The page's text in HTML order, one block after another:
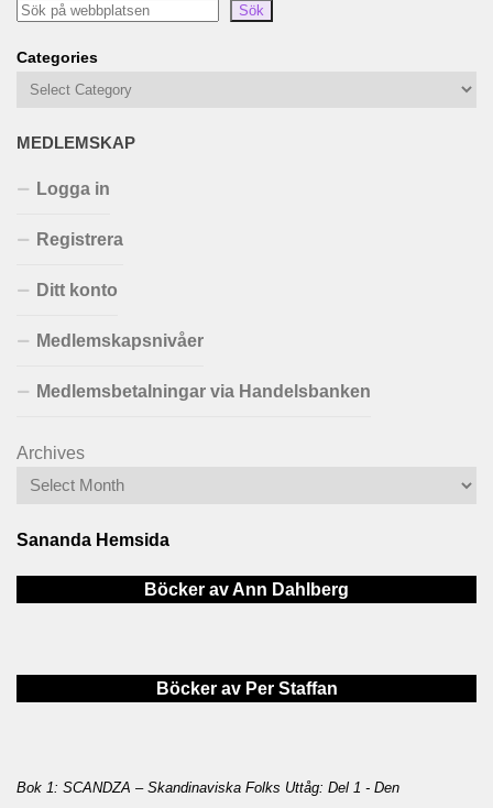
Sök
Categories
MEDLEMSKAP
Logga in
Registrera
Ditt konto
Medlemskapsnivåer
Medlemsbetalningar via Handelsbanken
Archives
Sananda Hemsida
Böcker av Ann Dahlberg
Böcker av Per Staffan
Bok 1: SCANDZA – Skandinaviska Folks Uttåg: Del 1 - Den